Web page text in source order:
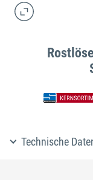
Technische